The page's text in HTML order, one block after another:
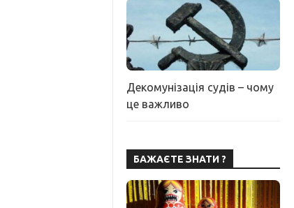
Декомунізація судів – чому
це важливо
БАЖАЄТЕ ЗНАТИ ?